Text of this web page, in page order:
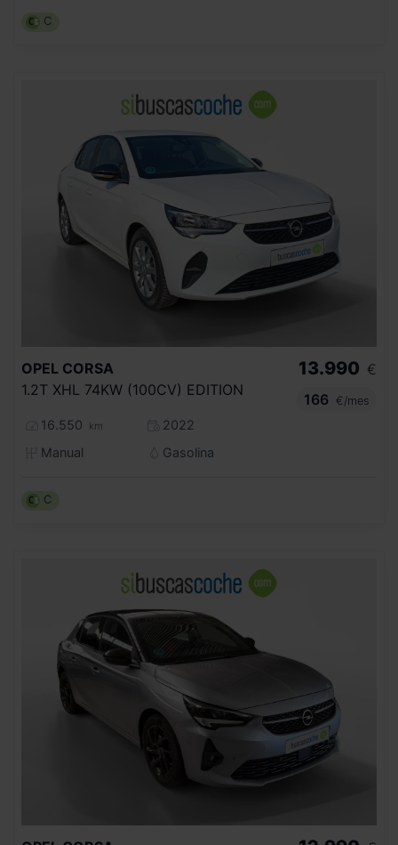
C
OPEL CORSA
1.2T XHL 74KW (100CV) EDITION
16.550 km
2022
Manual
Gasolina
13.990 €
166
€/mes
C